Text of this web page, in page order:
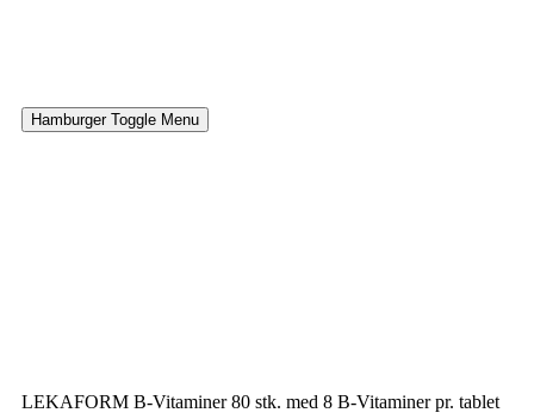
Hamburger Toggle Menu
LEKAFORM B-Vitaminer 80 stk. med 8 B-Vitaminer pr. tablet